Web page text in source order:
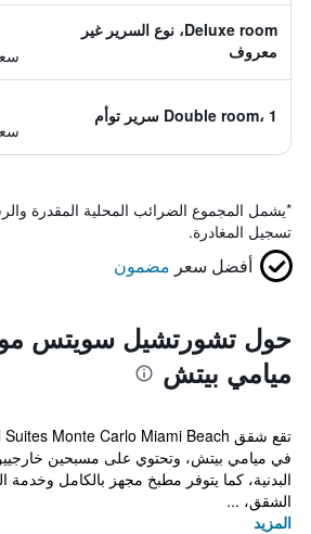
Deluxe room، نوع السرير غير
معروف
Double room، 1 سرير توأم
*يشمل المجموع الضرائب المحلية المقدرة
تسجيل المغادرة.
أفضل سعر مضمون
حول تشورتشيل سويتس
ميامي بيتش
في ميامي بيتش، وتحتوي على مسبحين
البدنية، كما يتوفر مطبخ مجهز بالكامل وخدمة
الشقق، ...
المزيد